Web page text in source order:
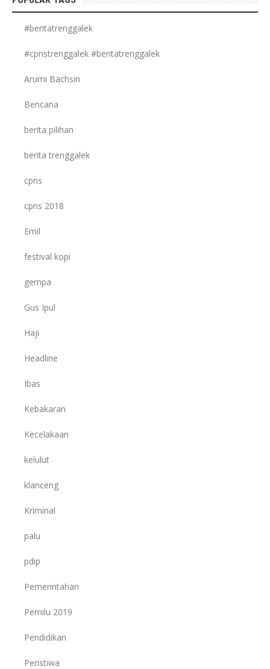
#beritatrenggalek
#cpnstrenggalek #beritatrenggalek
Arumi Bachsin
Bencana
berita pilihan
berita trenggalek
cpns
cpns 2018
Emil
festival kopi
gempa
Gus Ipul
Haji
Headline
Ibas
Kebakaran
Kecelakaan
kelulut
klanceng
Kriminal
palu
pdip
Pemerintahan
Pemilu 2019
Pendidikan
Peristiwa